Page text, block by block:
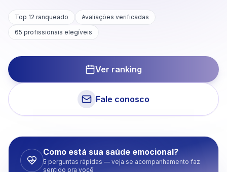
Top 12 ranqueado
Avaliações verificadas
65 profissionais elegíveis
Ver ranking
Fale conosco
Como está sua saúde emocional?
5 perguntas rápidas — veja se acompanhamento faz
sentido pra você